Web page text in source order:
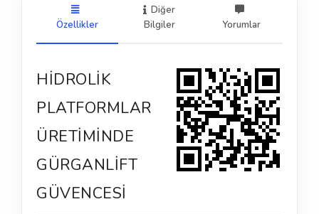
Özellikler
Diğer
Bilgiler
Yorumlar
HİDROLİK
PLATFORMLAR
ÜRETİMİNDE
GÜRGANLİFT
GÜVENCESİ